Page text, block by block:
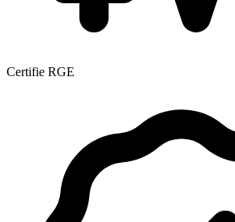
Certifie RGE